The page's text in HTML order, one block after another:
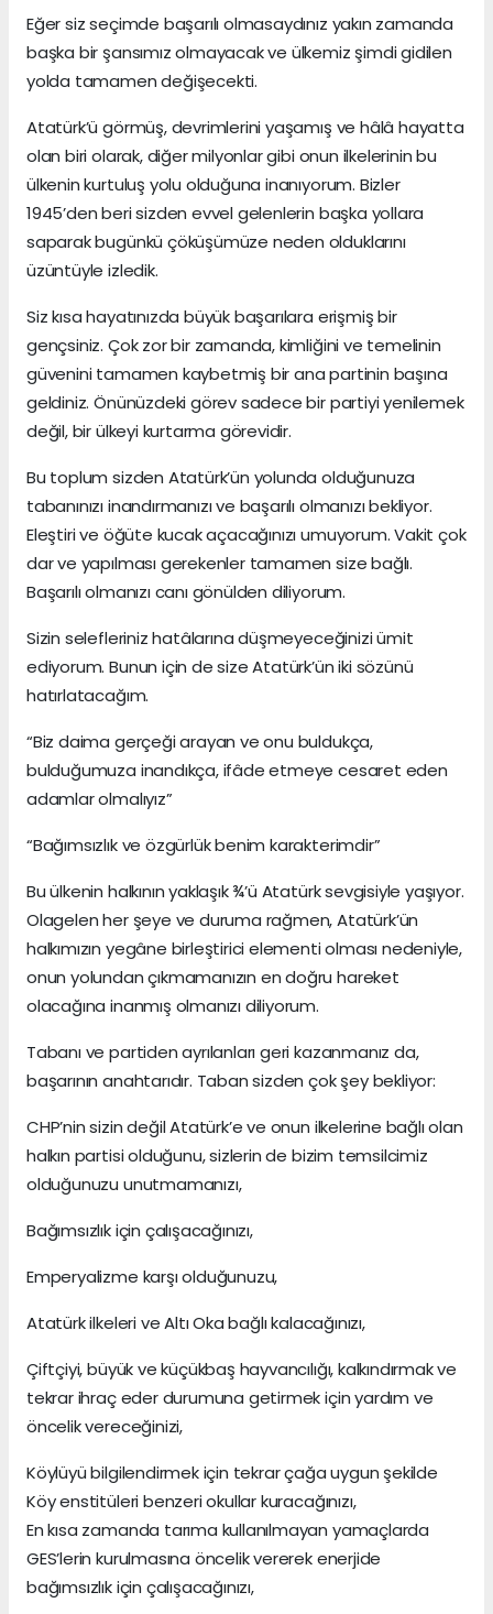
Eğer siz seçimde başarılı olmasaydınız yakın zamanda
başka bir şansımız olmayacak ve ülkemiz şimdi gidilen
yolda tamamen değişecekti.
Atatürk’ü görmüş, devrimlerini yaşamış ve hâlâ hayatta
olan biri olarak, diğer milyonlar gibi onun ilkelerinin bu
ülkenin kurtuluş yolu olduğuna inanıyorum. Bizler
1945’den beri sizden evvel gelenlerin başka yollara
saparak bugünkü çöküşümüze neden olduklarını
üzüntüyle izledik.
Siz kısa hayatınızda büyük başarılara erişmiş bir
gençsiniz. Çok zor bir zamanda, kimliğini ve temelinin
güvenini tamamen kaybetmiş bir ana partinin başına
geldiniz. Önünüzdeki görev sadece bir partiyi yenilemek
değil, bir ülkeyi kurtarma görevidir.
Bu toplum sizden Atatürk’ün yolunda olduğunuza
tabanınızı inandırmanızı ve başarılı olmanızı bekliyor.
Eleştiri ve öğüte kucak açacağınızı umuyorum. Vakit çok
dar ve yapılması gerekenler tamamen size bağlı.
Başarılı olmanızı canı gönülden diliyorum.
Sizin selefleriniz hatâlarına düşmeyeceğinizi ümit
ediyorum. Bunun için de size Atatürk’ün iki sözünü
hatırlatacağım.
“Biz daima gerçeği arayan ve onu buldukça,
bulduğumuza inandıkça, ifâde etmeye cesaret eden
adamlar olmalıyız”
“Bağımsızlık ve özgürlük benim karakterimdir”
Bu ülkenin halkının yaklaşık ¾’ü Atatürk sevgisiyle yaşıyor.
Olagelen her şeye ve duruma rağmen, Atatürk’ün
halkımızın yegâne birleştirici elementi olması nedeniyle,
onun yolundan çıkmamanızın en doğru hareket
olacağına inanmış olmanızı diliyorum.
Tabanı ve partiden ayrılanları geri kazanmanız da,
başarının anahtarıdır. Taban sizden çok şey bekliyor:
CHP’nin sizin değil Atatürk’e ve onun ilkelerine bağlı olan
halkın partisi olduğunu, sizlerin de bizim temsilcimiz
olduğunuzu unutmamanızı,
Bağımsızlık için çalışacağınızı,
Emperyalizme karşı olduğunuzu,
Atatürk ilkeleri ve Altı Oka bağlı kalacağınızı,
Çiftçiyi, büyük ve küçükbaş hayvancılığı, kalkındırmak ve
tekrar ihraç eder durumuna getirmek için yardım ve
öncelik vereceğinizi,
Köylüyü bilgilendirmek için tekrar çağa uygun şekilde
Köy enstitüleri benzeri okullar kuracağınızı,
En kısa zamanda tarıma kullanılmayan yamaçlarda
GES’lerin kurulmasına öncelik vererek enerjide
bağımsızlık için çalışacağınızı,